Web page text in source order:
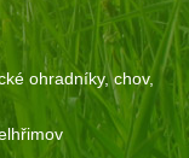
ohradníky, chov,